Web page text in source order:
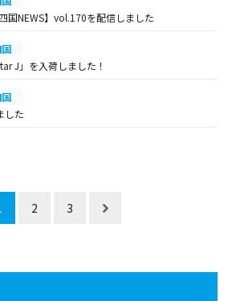
国NEWS】vol.170を配信しました
J」を入荷しました！
した
2 3